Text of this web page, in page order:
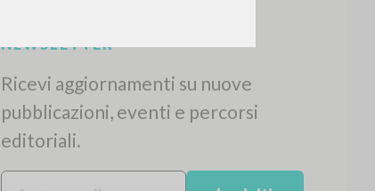
NEWSLETTER
Ricevi aggiornamenti su nuove